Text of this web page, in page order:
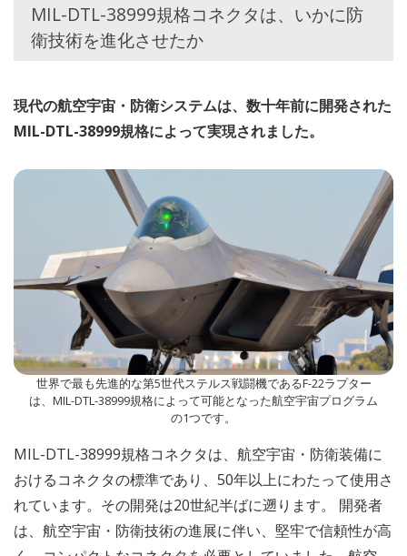
MIL-DTL-38999規格コネクタは、いかに防
衛技術を進化させたか
現代の航空宇宙・防衛システムは、数十年前に開発された
MIL-DTL-38999規格によって実現されました。
世界で最も先進的な第5世代ステルス戦闘機であるF-22ラプター
は、MIL-DTL-38999規格によって可能となった航空宇宙プログラム
の1つです。
MIL-DTL-38999規格コネクタは、航空宇宙・防衛装備に
おけるコネクタの標準であり、50年以上にわたって使用さ
れています。その開発は20世紀半ばに遡ります。 開発者
は、航空宇宙・防衛技術の進展に伴い、堅牢で信頼性が高